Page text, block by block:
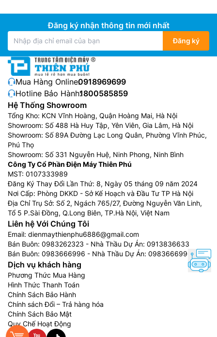
hay từ xa. Điều khiển dễ dàng các chức năng của điều
hòa không khí từ xa, theo dõi và giám sát việc sử
dụng các máy điều hòa bằng cách sử dụng chức năng
thống kê điện năng và xác định sự cố nhờ thông báo
lỗi giúp khắc phục sự cố dễ dàng, tất cả chỉ từ một
thiết bị di động.
Làm mát nhanh hơn, lưu lượng gió xa hơn
Dàn lạnh điều hòa multi Panasonic inverterCS-
MXPU12YKZ với công nghệ AEROWINGS tập trung
luồng gió để giúp gió thổi nhanh hơn và xa hơn khắp
phòng nhờ 2 cánh đảo gió. Cánh đảo gió phụ nén và
tập trung luồng gió, trong khi cánh đảo gió bên ngoài
giúp đẩy gió xa hơn.
Đăng ký nhận thông tin mới nhất
Đăng ký
Mua Hàng Online:0918969699
Hotline Bảo Hành:1800585859
Hệ Thống Showroom
Tổng Kho: KCN Vĩnh Hoàng, Quận Hoàng Mai, Hà Nội
Showroom: Số 488 Hà Huy Tập, Yên Viên, Gia Lâm, Hà Nội
Showroom: Số 89A Đường Lạc Long Quân, Phường Vĩnh Phúc,
Phú Thọ
Showroom: Số 331 Nguyễn Huệ, Ninh Phong, Ninh Bình
Công Ty Cổ Phần Điện Máy Thiên Phú
MST: 0107333989
Đăng Ký Thay Đổi Lần Thứ: 8, Ngày 05 tháng 09 năm 2024
Nơi Cấp: Phòng DKKD - Sở Kế Hoạch và Đầu Tư TP Hà Nội
Địa Chỉ Trụ Sở: Số 2, Ngách 765/27, Đường Nguyễn Văn Linh,
Tổ 5 P.Sài Đồng, Q.Long Biên, TP.Hà Nội, Việt Nam
Liên hệ Với Chúng Tôi
Email: dienmaythienphu6886@gmail.com
Bán Buôn: 0983262323 - Nhà Thầu Dự Án: 0913836633
Bán Buôn: 0983666996 - Nhà Thầu Dự Án: 0983666996
Dịch vụ khách hàng
Phương Thức Mua Hàng
Hình Thức Thanh Toán
Chính Sách Bảo Hành
Chính sách Đổi – Trả hàng hóa
Chính Sách Bảo Mật
Quy Chế Hoạt Động